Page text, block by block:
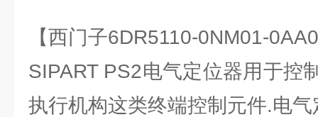
【西门子6DR5110-0NM01-
SIPART PS2电气定位器用于控
执行机构这类终端控制元件.电